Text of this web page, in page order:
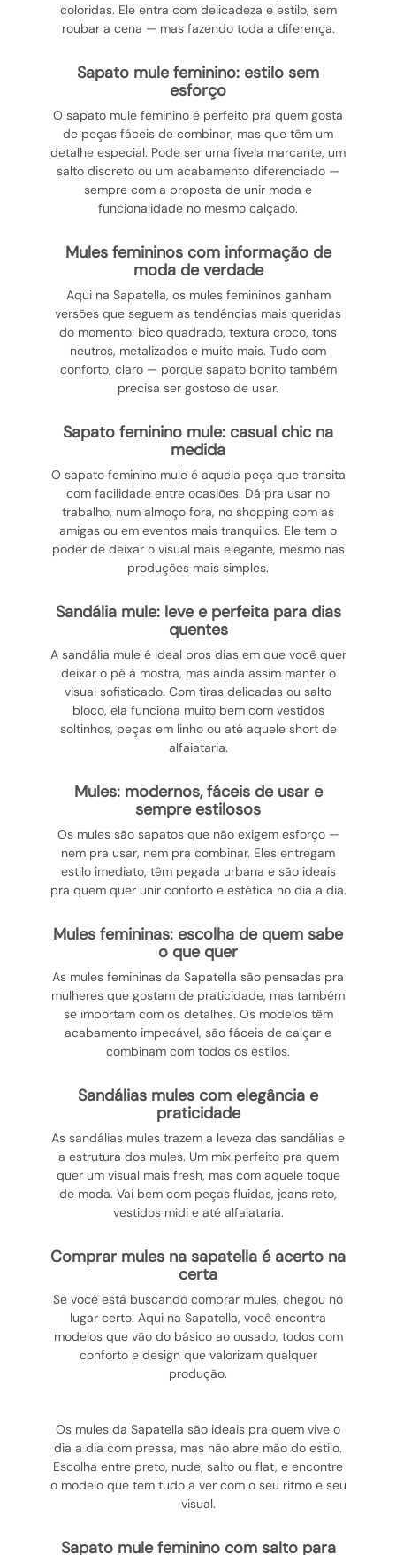
coloridas. Ele entra com delicadeza e estilo, sem
roubar a cena — mas fazendo toda a diferença.
sapato mule feminino: estilo sem
esforço
O sapato mule feminino é perfeito pra quem gosta
de peças fáceis de combinar, mas que têm um
detalhe especial. Pode ser uma fivela marcante, um
salto discreto ou um acabamento diferenciado —
sempre com a proposta de unir moda e
funcionalidade no mesmo calçado.
mules femininos com informação de
moda de verdade
Aqui na Sapatella, os mules femininos ganham
versões que seguem as tendências mais queridas
do momento: bico quadrado, textura croco, tons
neutros, metalizados e muito mais. Tudo com
conforto, claro — porque sapato bonito também
precisa ser gostoso de usar.
sapato feminino mule: casual chic na
medida
O sapato feminino mule é aquela peça que transita
com facilidade entre ocasiões. Dá pra usar no
trabalho, num almoço fora, no shopping com as
amigas ou em eventos mais tranquilos. Ele tem o
poder de deixar o visual mais elegante, mesmo nas
produções mais simples.
sandália mule: leve e perfeita para dias
quentes
A sandália mule é ideal pros dias em que você quer
deixar o pé à mostra, mas ainda assim manter o
visual sofisticado. Com tiras delicadas ou salto
bloco, ela funciona muito bem com vestidos
soltinhos, peças em linho ou até aquele short de
alfaiataria.
mules: modernos, fáceis de usar e
sempre estilosos
Os mules são sapatos que não exigem esforço —
nem pra usar, nem pra combinar. Eles entregam
estilo imediato, têm pegada urbana e são ideais
pra quem quer unir conforto e estética no dia a dia.
mules femininas: escolha de quem sabe
o que quer
As mules femininas da Sapatella são pensadas pra
mulheres que gostam de praticidade, mas também
se importam com os detalhes. Os modelos têm
acabamento impecável, são fáceis de calçar e
combinam com todos os estilos.
sandálias mules com elegância e
praticidade
As sandálias mules trazem a leveza das sandálias e
a estrutura dos mules. Um mix perfeito pra quem
quer um visual mais fresh, mas com aquele toque
de moda. Vai bem com peças fluidas, jeans reto,
vestidos midi e até alfaiataria.
comprar mules na sapatella é acerto na
certa
Se você está buscando comprar mules, chegou no
lugar certo. Aqui na Sapatella, você encontra
modelos que vão do básico ao ousado, todos com
conforto e design que valorizam qualquer
produção.
Os mules da Sapatella são ideais pra quem vive o
dia a dia com pressa, mas não abre mão do estilo.
Escolha entre preto, nude, salto ou flat, e encontre
o modelo que tem tudo a ver com o seu ritmo e seu
visual.
sapato mule feminino com salto para